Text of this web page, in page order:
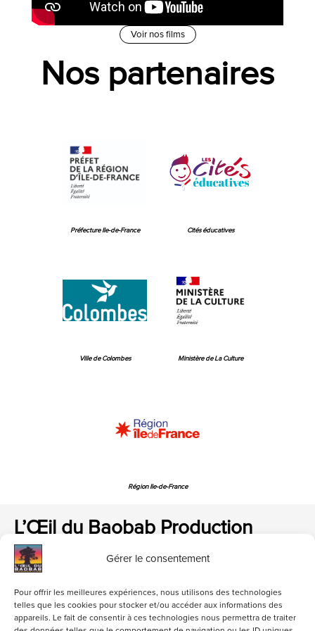
Gérer le consentement
Pour offrir les meilleures expériences, nous utilisons des technologies
telles que les cookies pour stocker et/ou accéder aux informations des
appareils. Le fait de consentir à ces technologies nous permettra de traiter
Voir nos films
Nos partenaires
Préfecture Ile-de-France Cités éducatives
Ville de Colombes Ministère de La Culture
Région Ile-de-France
L’Œil du Baobab Production
loeildubaobab@gmail.com